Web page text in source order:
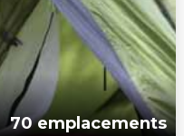
70 emplacements